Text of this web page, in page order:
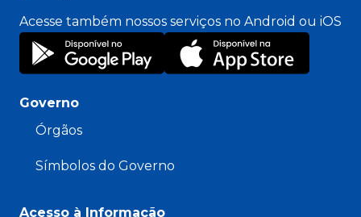
Acesse também nossos serviços no Android ou iOS
Governo
Órgãos
Símbolos do Governo
Acesso à Informação